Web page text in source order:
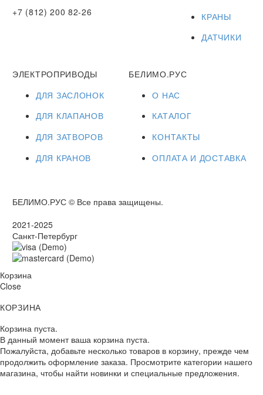
+7 (812) 200 82-26
КРАНЫ
ДАТЧИКИ
ЭЛЕКТРОПРИВОДЫ
ДЛЯ ЗАСЛОНОК
ДЛЯ КЛАПАНОВ
ДЛЯ ЗАТВОРОВ
ДЛЯ КРАНОВ
БЕЛИМО.РУС
О НАС
КАТАЛОГ
КОНТАКТЫ
ОПЛАТА И ДОСТАВКА
БЕЛИМО.РУС © Все права защищены.
2021-2025
Санкт-Петербург
Корзина
Close
КОРЗИНА
Корзина пуста.
В данный момент ваша корзина пуста.
Пожалуйста, добавьте несколько товаров в корзину, прежде чем
продолжить оформление заказа. Просмотрите категории нашего
магазина, чтобы найти новинки и специальные предложения.